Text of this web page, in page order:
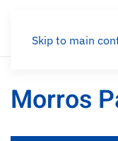
Skip to main
Morros